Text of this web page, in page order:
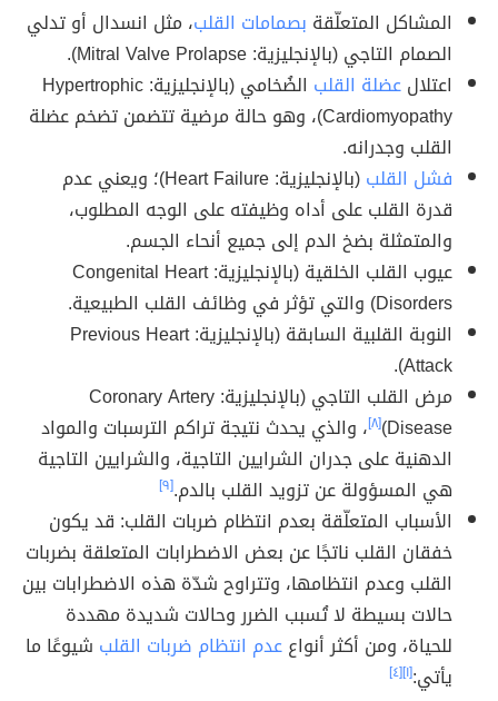
المشاكل المتعلّقة بصمامات القلب، مثل انسدال أو تدلي
الصمام التاجي (بالإنجليزية: Mitral Valve Prolapse).
اعتلالعضلة القلب
الضُخامي (بالإنجليزية: Hypertrophic
Cardiomyopathy)، وهو حالة مرضية تتضمن تضخم عضلة
القلب وجدرانه.
فشل القلب
(بالإنجليزية: Heart Failure)؛ ويعني عدم
قدرة القلب على أداه وظيفته على الوجه المطلوب،
والمتمثلة بضخ الدم إلى جميع أنحاء الجسم.
عيوب القلب الخلقية (بالإنجليزية: Congenital Heart
Disorders) والتي تؤثر في وظائف القلب الطبيعية.
النوبة القلبية السابقة (بالإنجليزية: Previous Heart
Attack).
مرض القلب التاجي (بالإنجليزية: Coronary Artery
Disease) [٨] ، والذي يحدث نتيجة تراكم الترسبات والمواد
الدهنية على جدران الشرايين التاجية، والشرايين التاجية
هي المسؤولة عن تزويد القلب بالدم.[٩]
الأسباب المتعلّقة بعدم انتظام ضربات القلب: قد يكون
خفقان القلب ناتجًا عن بعض الاضطرابات المتعلقة بضربات
القلب وعدم انتظامها، وتتراوح شدّة هذه الاضطرابات بين
حالات بسيطة لا تُسبب الضرر وحالات شديدة مهددة
للحياة، ومن أكثر أنواععدم انتظام ضربات القلب شيوعًا ما
يأتي:[١] [٤]